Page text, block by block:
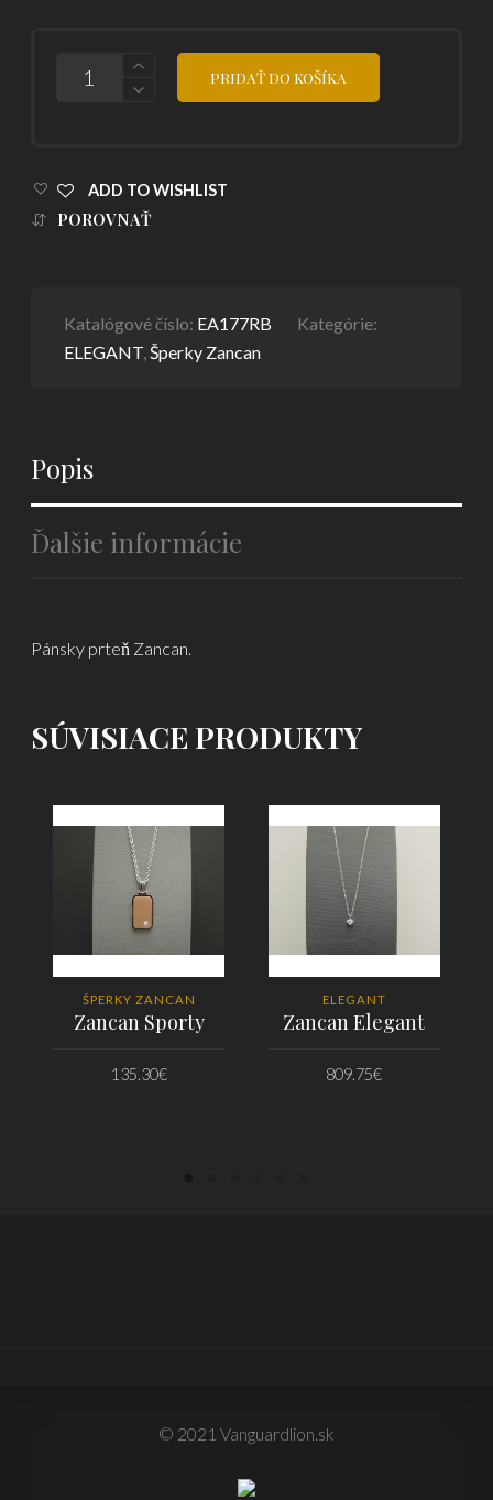
PRIDAŤ DO KOŠÍKA
ADD TO WISHLIST
POROVNAŤ
Katalógové číslo: EA177RB
Kategórie:
ELEGANT Šperky Zancan
Popis
Ďalšie informácie
Pánsky prteň Zancan.
SÚVISIACE PRODUKTY
ŠPERKY ZANCAN
Zancan Sporty
135.30€
ELEGANT
Zancan Elegant
809.75€
© 2021 Vanguardlion.sk